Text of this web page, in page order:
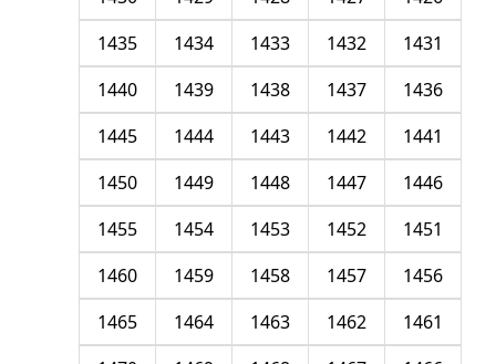
1431
1432
1433
1434
1435
1436
1437
1438
1439
1440
1441
1442
1443
1444
1445
1446
1447
1448
1449
1450
1451
1452
1453
1454
1455
1456
1457
1458
1459
1460
1461
1462
1463
1464
1465